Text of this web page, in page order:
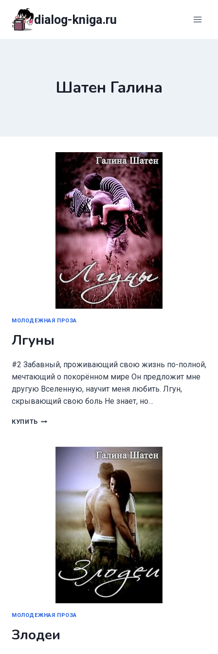
содержимому
dialog-kniga.ru
Шатен Галина
МОЛОДЕЖНАЯ ПРОЗА
Лгуны
#2 Забавный, проживающий свою жизнь по-полной,
мечтающий о покорённом мире Он предложит мне
другую Вселенную, научит меня любить. Лгун,
скрывающий свою боль Не знает, но…
КУПИТЬ ЛГУНЫ
МОЛОДЕЖНАЯ ПРОЗА
Злодеи